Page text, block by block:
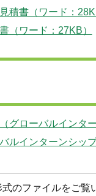
積書（ワード：
（ワード：27KB）
グローバルインタ
ルインターンシッ
式のファイルをご覧